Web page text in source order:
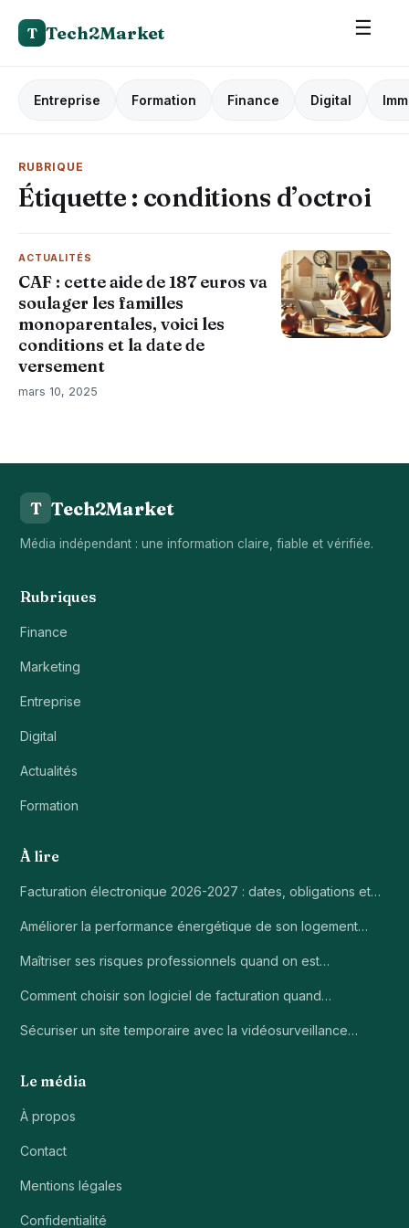
T Tech2Market ☰
Entreprise Formation Finance Digital
RUBRIQUE
Étiquette : conditions d’octroi
ACTUALITÉS
CAF : cette aide de 187 euros va
soulager les familles
monoparentales, voici les
conditions et la date de
versement
mars 10, 2025
T Tech2Market
Média indépendant : une information claire, fiable et vérifiée.
Rubriques
Finance
Marketing
Entreprise
Digital
Actualités
Formation
À lire
Facturation électronique 2026-2027 : dates, obligations et…
Améliorer la performance énergétique de son logement…
Maîtriser ses risques professionnels quand on est…
Comment choisir son logiciel de facturation quand…
Sécuriser un site temporaire avec la vidéosurveillance…
Le média
À propos
Contact
Mentions légales
Confidentialité